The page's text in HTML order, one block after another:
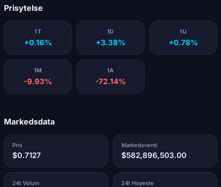
Prisytelse
1T
+0.16%
1D
+3.38%
1U
+0.78%
1M
-9.93%
1A
-72.14%
Markedsdata
Pris
$0.7127
Markedsverdi
$582,896,503.00
24t Volum 24t Hoyeste